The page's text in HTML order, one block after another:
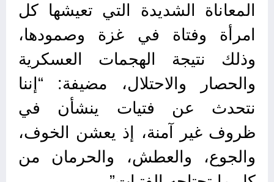
المعاناة الشديدة التي تعيشها كل
امرأة وفتاة في غزة وصمودها،
وذلك نتيجة الهجمات العسكرية
والحصار والاحتلال، مضيفة: “إننا
نتحدث عن فتيات ينشأن في
ظروف غير آمنة، إذ يعشن الخوف،
والجوع، والعطش، والحرمان من